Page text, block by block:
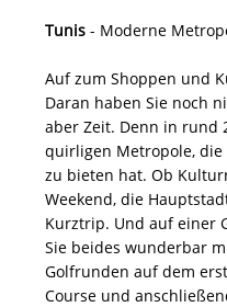
Tunis - Moderne
Auf zum Shoppen und
Daran haben Sie noch
aber Zeit. Denn in rund
quirligen Metropole,
zu bieten hat. Ob
Weekend, die
Kurztrip. Und auf einer
Sie beides wunderbar
Golfrunden auf dem
Course und